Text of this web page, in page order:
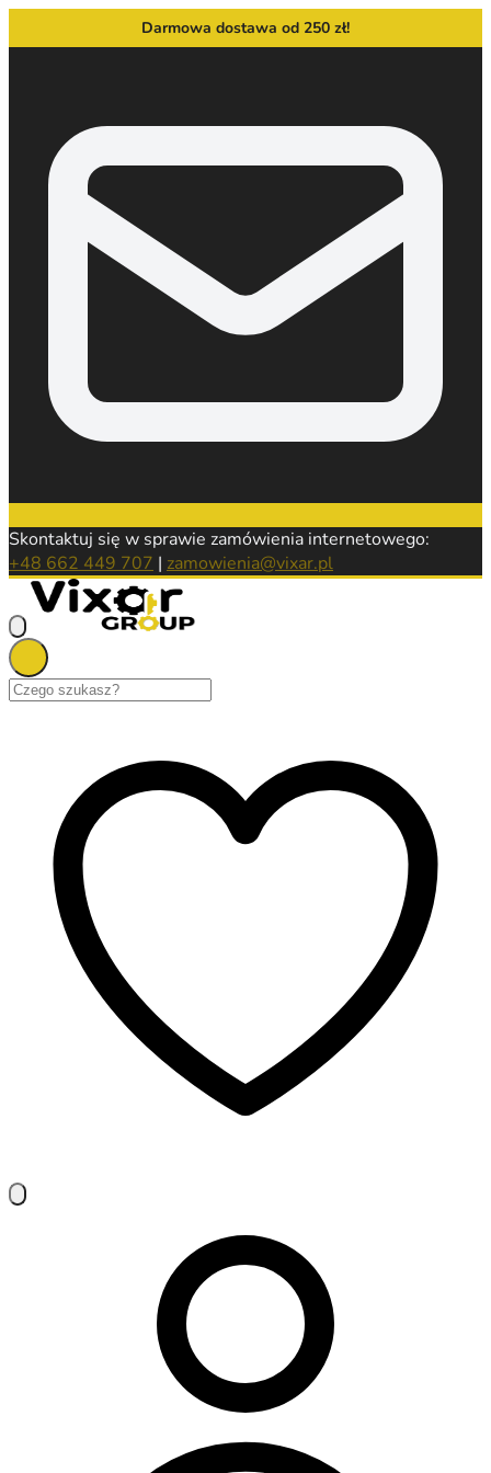
Darmowa dostawa od 250 zł!
Skontaktuj się w sprawie zamówienia internetowego:
+48 662 449 707 | zamowienia@vixar.pl